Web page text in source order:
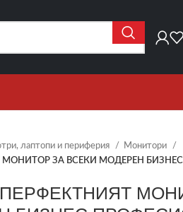
лаптопи и периферия
Монитори
МОНИТОР ЗА ВСЕКИ МОДЕРЕН
ПЕРФЕКТНИЯТ